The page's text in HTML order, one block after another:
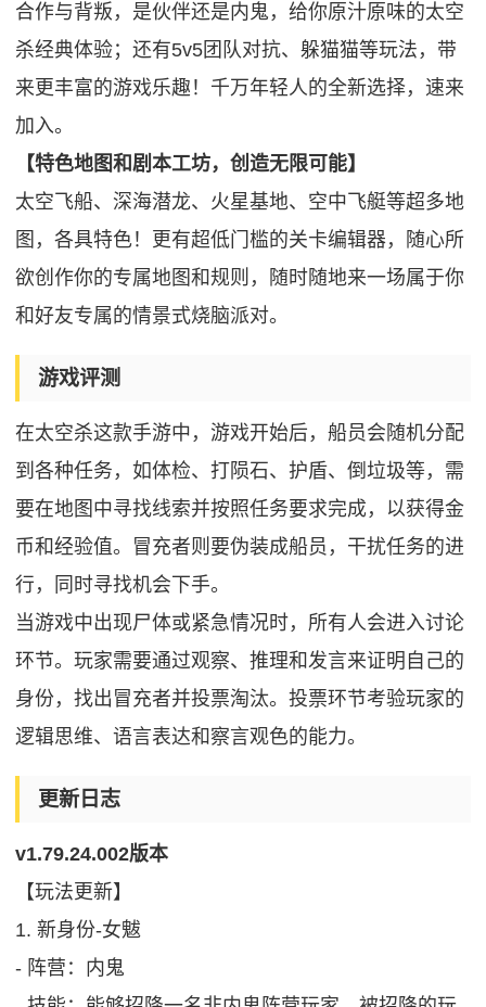
合作与背叛，是伙伴还是内鬼，给你原汁原味的太空
杀经典体验；还有5v5团队对抗、躲猫猫等玩法，带
来更丰富的游戏乐趣！千万年轻人的全新选择，速来
加入。
【特色地图和剧本工坊，创造无限可能】
太空飞船、深海潜龙、火星基地、空中飞艇等超多地
图，各具特色！更有超低门槛的关卡编辑器，随心所
欲创作你的专属地图和规则，随时随地来一场属于你
和好友专属的情景式烧脑派对。
游戏评测
在太空杀这款手游中，游戏开始后，船员会随机分配
到各种任务，如体检、打陨石、护盾、倒垃圾等，需
要在地图中寻找线索并按照任务要求完成，以获得金
币和经验值。冒充者则要伪装成船员，干扰任务的进
行，同时寻找机会下手。
当游戏中出现尸体或紧急情况时，所有人会进入讨论
环节。玩家需要通过观察、推理和发言来证明自己的
身份，找出冒充者并投票淘汰。投票环节考验玩家的
逻辑思维、语言表达和察言观色的能力。
更新日志
v1.79.24.002版本
【玩法更新】
1. 新身份-女魃
- 阵营：内鬼